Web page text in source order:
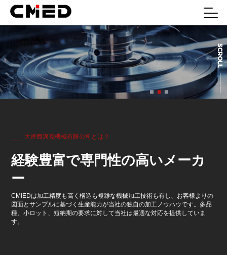
高品質で安心の一貫生産
優れたサービス
高品質で安心の一貫生産
優れたサービス
大連西邁克機械有限公司とは？
経験豊富で専門性の高いメーカ
ー
CMIEDは加工精度も高く構造も複雑な機械加工技術も有し、お客様よりの
図面とサンプルに基づく生産能力が当社の独自の加工ノウハウです。多品
種、小ロット、短納期の要求に対して当社は最適な対応を提供していま
す。